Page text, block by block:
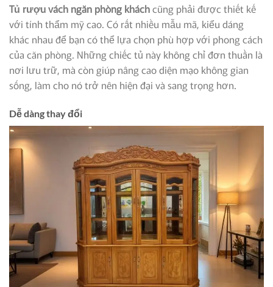
Tủ rượu vách ngăn phòng kháchcũng phải được thiết kế
với tính thẩm mỹ cao. Có rất nhiều mẫu mã, kiểu dáng
khác nhau để bạn có thể lựa chọn phù hợp với phong cách
của căn phòng. Những chiếc tủ này không chỉ đơn thuần là
nơi lưu trữ, mà còn giúp nâng cao diện mạo không gian
sống, làm cho nó trở nên hiện đại và sang trọng hơn.
Dễ dàng thay đổi